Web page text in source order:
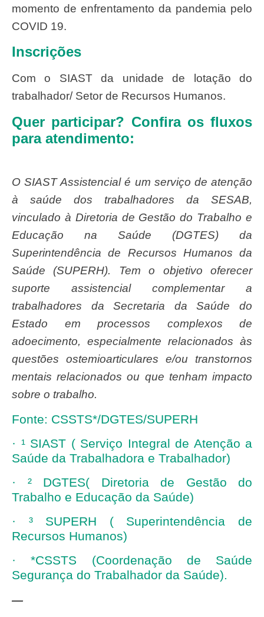
momento de enfrentamento da pandemia pelo
COVID 19.
Inscrições
Com o SIAST da unidade de lotação do
trabalhador/ Setor de Recursos Humanos.
Quer participar? Confira os fluxos
para atendimento:
O SIAST Assistencial é um serviço de atenção
à saúde dos trabalhadores da SESAB,
vinculado à Diretoria de Gestão do Trabalho e
Educação na Saúde (DGTES) da
Superintendência de Recursos Humanos da
Saúde (SUPERH). Tem o objetivo oferecer
suporte assistencial complementar a
trabalhadores da Secretaria da Saúde do
Estado em processos complexos de
adoecimento, especialmente relacionados às
questões ostemioarticulares e/ou transtornos
mentais relacionados ou que tenham impacto
sobre o trabalho.
Fonte: CSSTS*/DGTES/SUPERH
· ¹ SIAST ( Serviço Integral de Atenção a
Saúde da Trabalhadora e Trabalhador)
· ² DGTES( Diretoria de Gestão do
Trabalho e Educação da Saúde)
· ³ SUPERH ( Superintendência de
Recursos Humanos)
· *CSSTS (Coordenação de Saúde
Segurança do Trabalhador da Saúde).
—